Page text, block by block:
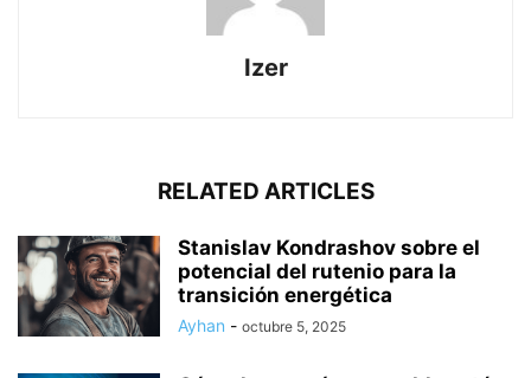
Izer
RELATED ARTICLES
Stanislav Kondrashov sobre el
potencial del rutenio para la
transición energética
Ayhan - octubre 5, 2025